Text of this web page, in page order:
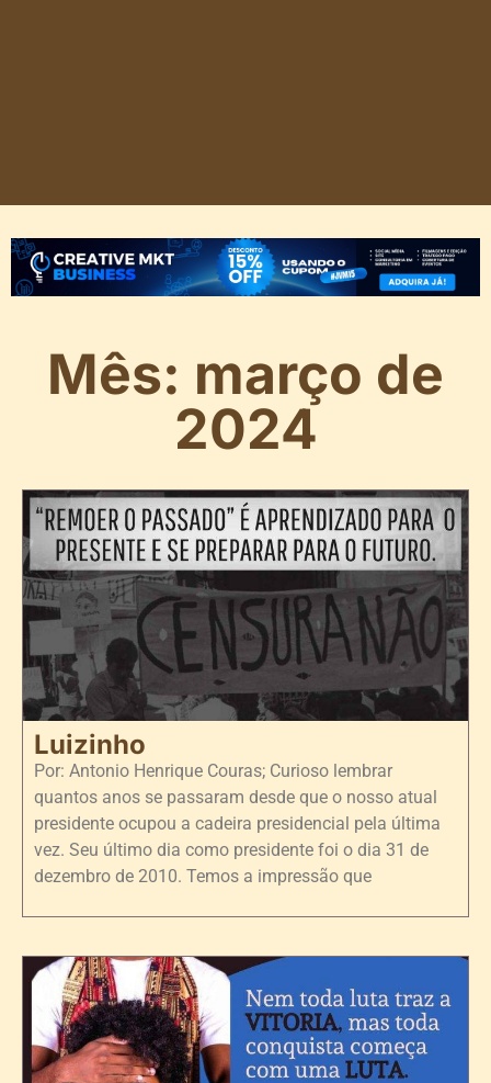
Mês: março de
2024
Luizinho
Por: Antonio Henrique Couras; Curioso lembrar
quantos anos se passaram desde que o nosso atual
presidente ocupou a cadeira presidencial pela última
vez. Seu último dia como presidente foi o dia 31 de
dezembro de 2010. Temos a impressão que